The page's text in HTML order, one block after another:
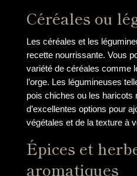
Céréales ou
Les céréales et les
recette nourrissante. Vous
variété de céréales comme
l’orge. Les légumineuses
pois chiches ou les haricots
d’excellentes options pour
végétales et de la texture à
Épices et
aromatiques